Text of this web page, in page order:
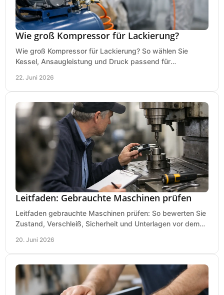
Wie groß Kompressor für Lackierung?
Wie groß Kompressor für Lackierung? So wählen Sie
Kessel, Ansaugleistung und Druck passend für
22. Juni 2026
Leitfaden: Gebrauchte Maschinen prüfen
Leitfaden gebrauchte Maschinen prüfen: So bewerten Sie
Zustand, Verschleiß, Sicherheit und Unterlagen vor dem
20. Juni 2026